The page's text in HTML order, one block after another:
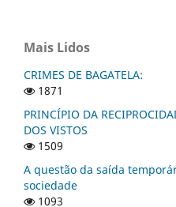
Mais Lidos
CRIMES DE BAGATELA:
1871
PRINCÍPIO DA
DOS VISTOS
1509
A questão da saída
sociedade
1093